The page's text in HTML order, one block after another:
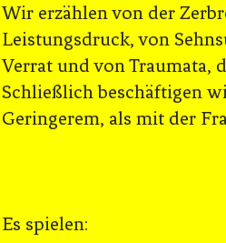
Wir erzählen von der
Leistungsdruck, von
Verrat und von Traumata,
Schließlich beschäftigen
Geringerem, als mit der
Es spielen: